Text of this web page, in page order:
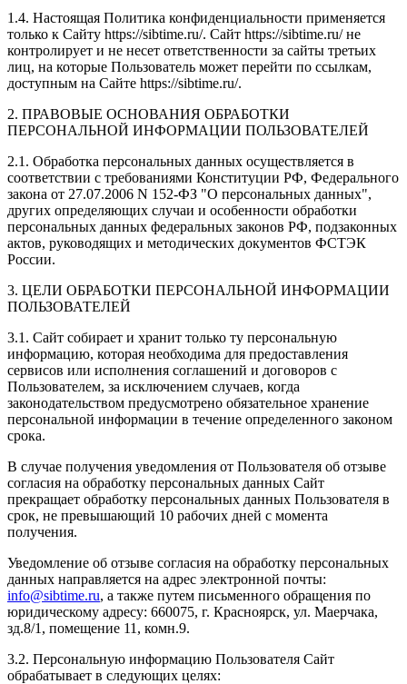
1.4. Настоящая Политика конфиденциальности применяется
только к Сайту https://sibtime.ru/. Сайт https://sibtime.ru/ не
контролирует и не несет ответственности за сайты третьих
лиц, на которые Пользователь может перейти по ссылкам,
доступным на Сайте https://sibtime.ru/.
2. ПРАВОВЫЕ ОСНОВАНИЯ ОБРАБОТКИ
ПЕРСОНАЛЬНОЙ ИНФОРМАЦИИ ПОЛЬЗОВАТЕЛЕЙ
2.1. Обработка персональных данных осуществляется в
соответствии с требованиями Конституции РФ, Федерального
закона от 27.07.2006 N 152-ФЗ "О персональных данных",
других определяющих случаи и особенности обработки
персональных данных федеральных законов РФ, подзаконных
актов, руководящих и методических документов ФСТЭК
России.
3. ЦЕЛИ ОБРАБОТКИ ПЕРСОНАЛЬНОЙ ИНФОРМАЦИИ
ПОЛЬЗОВАТЕЛЕЙ
3.1. Сайт собирает и хранит только ту персональную
информацию, которая необходима для предоставления
сервисов или исполнения соглашений и договоров с
Пользователем, за исключением случаев, когда
законодательством предусмотрено обязательное хранение
персональной информации в течение определенного законом
срока.
В случае получения уведомления от Пользователя об отзыве
согласия на обработку персональных данных Сайт
прекращает обработку персональных данных Пользователя в
срок, не превышающий 10 рабочих дней с момента
получения.
Уведомление об отзыве согласия на обработку персональных
данных направляется на адрес электронной почты:
info@sibtime.ru, а также путем письменного обращения по
юридическому адресу: 660075, г. Красноярск, ул. Маерчака,
зд.8/1, помещение 11, комн.9.
3.2. Персональную информацию Пользователя Сайт
обрабатывает в следующих целях: